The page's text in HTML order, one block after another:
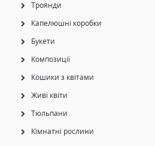
Троянди
Капелюшні коробки
Букети
Композиції
Кошики з квітами
Живі квіти
Тюльпани
Кімнатні рослини